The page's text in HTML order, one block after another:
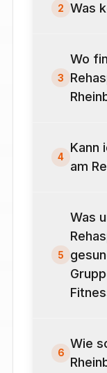
2 Was
3
Wo
4
Kann
am
5
Was
6
Wie